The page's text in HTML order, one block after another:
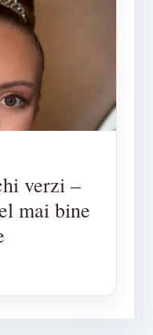
verzi –
mai bine